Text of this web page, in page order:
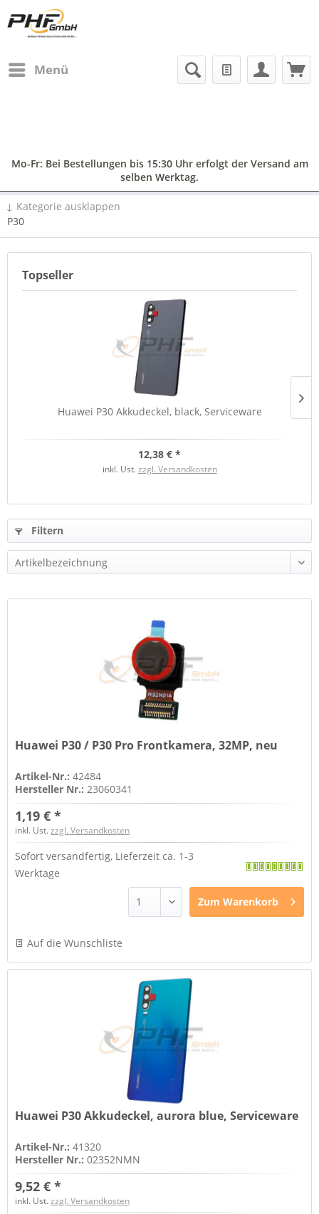
Menü
Mo-Fr: Bei Bestellungen bis 15:30 Uhr erfolgt der Versand am
selben Werktag.
↓ Kategorie ausklappen
P30
Topseller
Huawei P30 Akkudeckel, black, Serviceware
12,38 € *
inkl. Ust.zzgl. Versandkosten
Filtern
Huawei P30 / P30 Pro Frontkamera, 32MP, neu
Artikel-Nr.:42484
Hersteller Nr.:23060341
1,19 € *
inkl. Ust.zzgl. Versandkosten
Sofort versandfertig, Lieferzeit ca. 1-3
Werktage
Zum Warenkorb
Auf die Wunschliste
Huawei P30 Akkudeckel, aurora blue, Serviceware
Artikel-Nr.:41320
Hersteller Nr.:02352NMN
9,52 € *
inkl. Ust.zzgl. Versandkosten